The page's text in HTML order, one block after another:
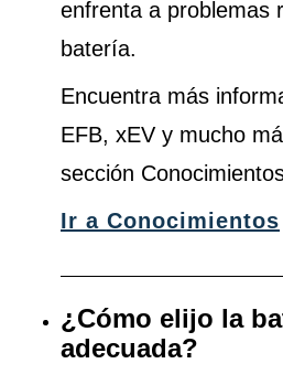
enfrenta a problemas
batería.
Encuentra más
EFB, xEV y mucho
sección
Ir a Conocimientos
¿Cómo elijo la
adecuada?